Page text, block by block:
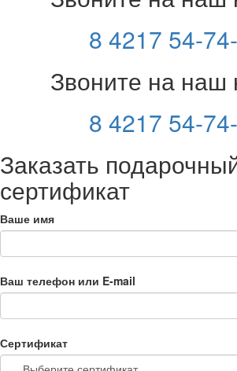
8 4217 54-
Звоните на наш
8 4217 54-
Заказать
сертификат
Ваше имя
Ваш телефон или E-mail
Сертификат